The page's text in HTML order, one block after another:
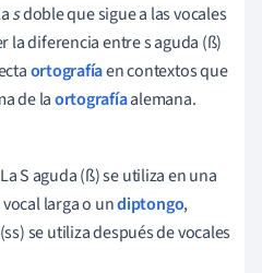
sdoble que sigue a las vocales
la diferencia entre s aguda (ß)
ortografíaen contextos que
de laortografíaalemana.
S aguda (ß) se utiliza en una
larga o undiptongo,
se utiliza después de vocales